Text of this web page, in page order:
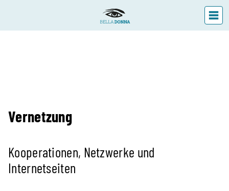
Vernetzung
Kooperationen, Netzwerke und
Internetseiten